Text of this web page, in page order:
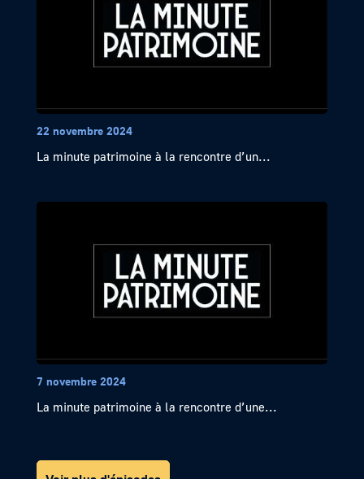
22 novembre 2024
La minute patrimoine à la rencontre d’un...
7 novembre 2024
La minute patrimoine à la rencontre d’une...